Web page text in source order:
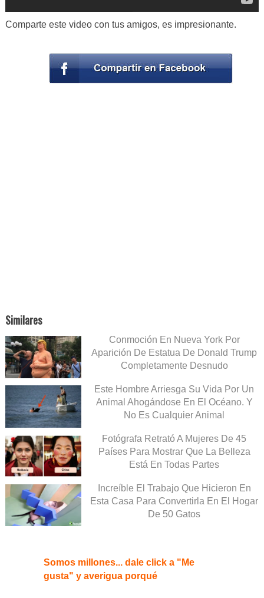
Comparte este video con tus amigos, es impresionante.
Similares
Conmoción En Nueva York Por
Aparición De Estatua De Donald Trump
Completamente Desnudo
Este Hombre Arriesga Su Vida Por Un
Animal Ahogándose En El Océano. Y
No Es Cualquier Animal
Fotógrafa Retrató A Mujeres De 45
Países Para Mostrar Que La Belleza
Está En Todas Partes
Increíble El Trabajo Que Hicieron En
Esta Casa Para Convertirla En El Hogar
De 50 Gatos
Somos millones... dale click a "Me
gusta" y averigua porqué